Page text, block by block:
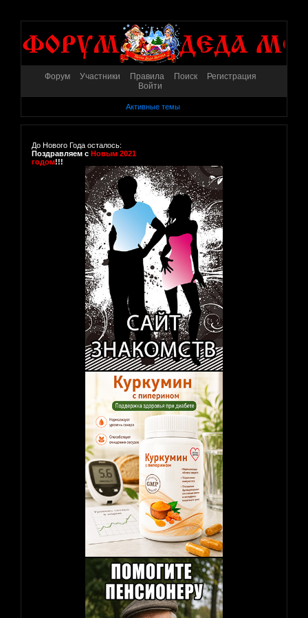
Форум Участники Правила Поиск
Регистрация
Войти
Активные темы
До Нового Года осталось:
Поздравляем с Новым 2021
годом!!!